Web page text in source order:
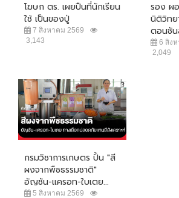
โฆษก ตร. เผยปืนที่นักเรียน
ใช้ เป็นของปู่
7 สิงหาคม 2569
3,143
รอง ผ
นิติวิทย
ตอนชัน
6 สิง
2,049
กรมวิชาการเกษตร ปั้น "สี
ผงจากพืชธรรมชาติ"
อัญชัน-แครอท-ใบเตย...
5 สิงหาคม 2569